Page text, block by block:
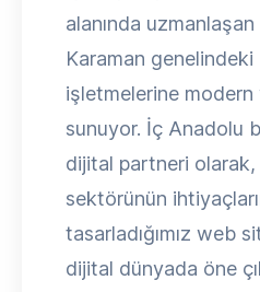
alanında
Karaman
işletmelerine
sunuyor. İç Anadolu
dijital partneri
sektörünün
tasarladığımız web
dijital dünyada öne